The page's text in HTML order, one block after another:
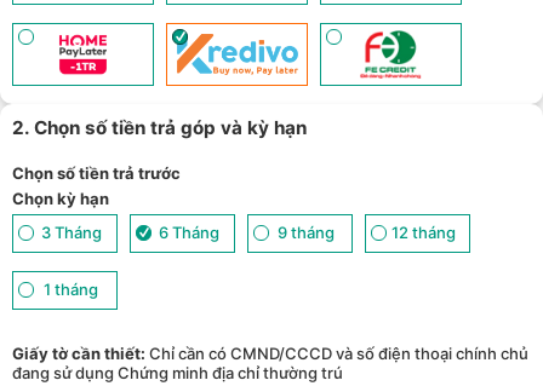
2. Chọn số tiền trả góp và kỳ hạn
Chọn số tiền trả trước
Chọn kỳ hạn
3 Tháng
6 Tháng 9 tháng 12 tháng
1 tháng
Giấy tờ cần thiết: Chỉ cần có CMND/CCCD và số điện thoại chính chủ
đang sử dụng Chứng minh địa chỉ thường trú